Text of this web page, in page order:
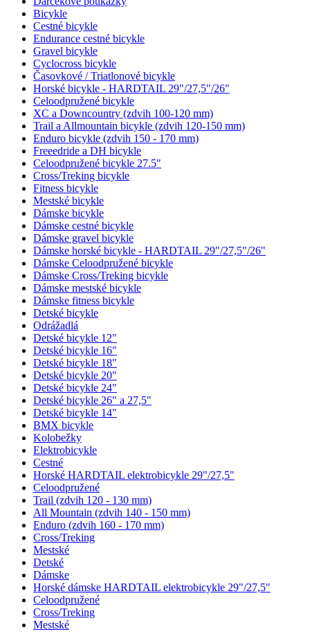
Bicykle
Cestné bicykle
Endurance cestné bicykle
Gravel bicykle
Cyclocross bicykle
Časovkové / Triatlonové bicykle
Horské bicykle - HARDTAIL 29"/27,5"/26"
Celoodpružené bicykle
XC a Downcountry (zdvih 100-120 mm)
Trail a Allmountain bicykle (zdvih 120-150 mm)
Enduro bicykle (zdvih 150 - 170 mm)
Freeedride a DH bicykle
Celoodpružené bicykle 27.5"
Cross/Treking bicykle
Fitness bicykle
Mestské bicykle
Dámske bicykle
Dámske cestné bicykle
Dámske gravel bicykle
Dámske horské bicykle - HARDTAIL 29"/27,5"/26"
Dámske Celoodpružené bicykle
Dámske Cross/Treking bicykle
Dámske mestské bicykle
Dámske fitness bicykle
Detské bicykle
Odrážadlá
Detské bicykle 12"
Detské bicykle 16"
Detské bicykle 18"
Detské bicykle 20"
Detské bicykle 24"
Detské bicykle 26" a 27,5"
Detské bicykle 14"
BMX bicykle
Kolobežky
Elektrobicykle
Cestné
Horské HARDTAIL elektrobicykle 29"/27,5"
Celoodpružené
Trail (zdvih 120 - 130 mm)
All Mountain (zdvih 140 - 150 mm)
Enduro (zdvih 160 - 170 mm)
Cross/Treking
Mestské
Detské
Dámske
Horské dámske HARDTAIL elektrobicykle 29"/27,5"
Celoodpružené
Cross/Treking
Mestské